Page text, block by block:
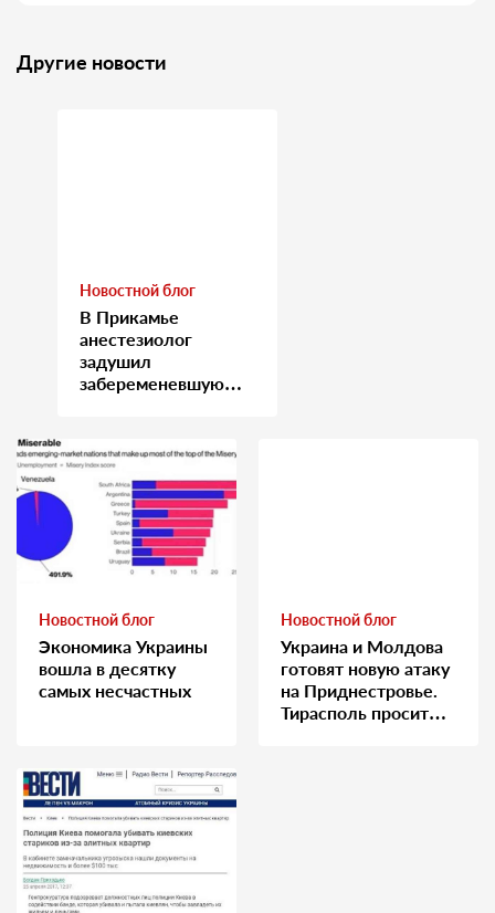
Другие новости
Новостной блог
В Прикамье
анестезиолог
задушил
забеременевшую
Новостной блог
Экономика Украины
вошла в десятку
самых несчастных
Новостной блог
Украина и Молдова
готовят новую атаку
на Приднестровье.
Тирасполь просит